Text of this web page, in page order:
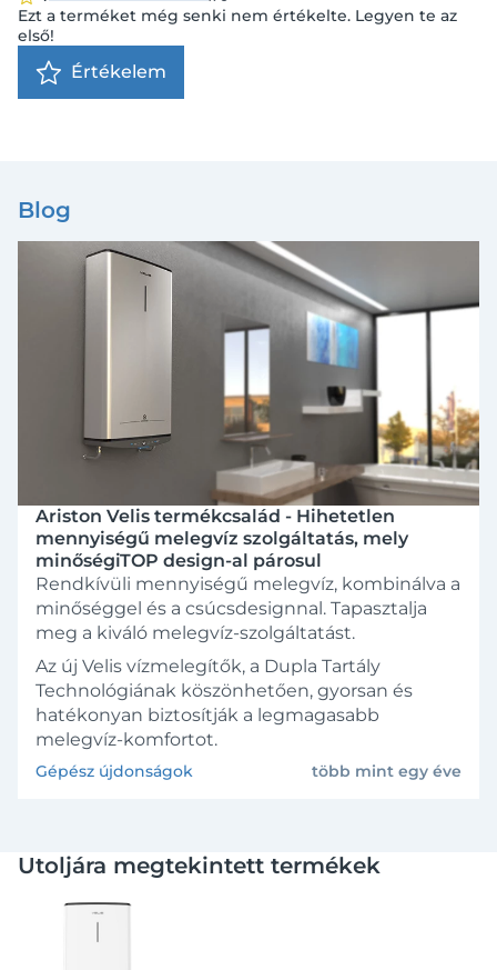
Ezt a terméket még senki nem értékelte. Legyen te az
első!
Értékelem
Blog
Ariston Velis termékcsalád - Hihetetlen
mennyiségű melegvíz szolgáltatás, mely
minőségiTOP design-al párosul
Rendkívüli mennyiségű melegvíz, kombinálva a
minőséggel és a csúcsdesignnal. Tapasztalja
meg a kiváló melegvíz-szolgáltatást.
Az új Velis vízmelegítők, a Dupla Tartály
Technológiának köszönhetően, gyorsan és
hatékonyan biztosítják a legmagasabb
melegvíz-komfortot.
Gépész újdonságok több mint egy éve
Utoljára megtekintett termékek